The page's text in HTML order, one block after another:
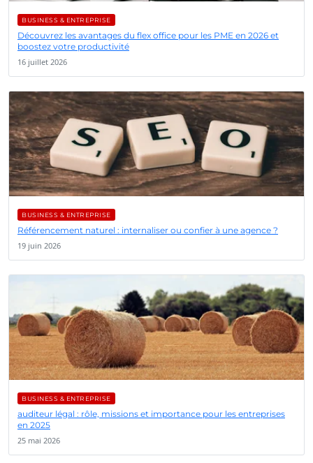
BUSINESS & ENTREPRISE
Découvrez les avantages du flex office pour les PME en 2026 et
boostez votre productivité
16 juillet 2026
BUSINESS & ENTREPRISE
Référencement naturel : internaliser ou confier à une agence ?
19 juin 2026
BUSINESS & ENTREPRISE
auditeur légal : rôle, missions et importance pour les entreprises
en 2025
25 mai 2026